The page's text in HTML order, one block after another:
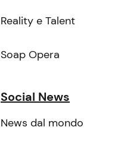
Reality e Talent
Soap Opera
Social News
News dal mondo